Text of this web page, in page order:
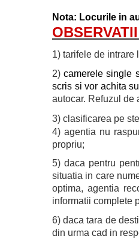
Nota: Locurile in
1) tarifele de intrare
2)camerele single
scris si vor achita
autocar. Refuzul de
3) clasificarea pe
4) agentia nu
propriu;
5) daca pentru
situatia in care
optima, agentia
informatii complete
6) daca tara de
din urma cad in